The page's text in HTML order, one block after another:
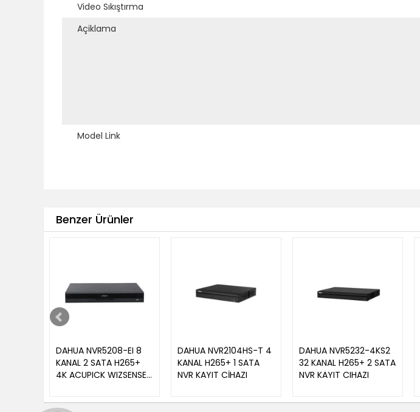
Video Sıkıştırma
Açiklama
Model Link
Benzer Ürünler
DAHUA NVR5208-EI 8
KANAL 2 SATA H265+
4K ACUPICK WIZSENSE
DAHUA NVR2104HS-T 4
KANAL H265+ 1 SATA
NVR KAYIT CİHAZI
DAHUA NVR5232-4KS2
32 KANAL H265+ 2 SATA
NVR KAYIT CIHAZI